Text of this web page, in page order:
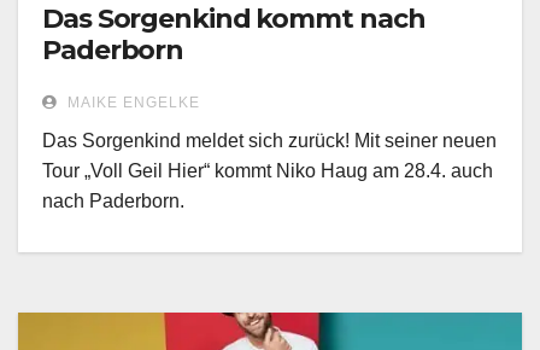
Das Sorgenkind kommt nach
Paderborn
MAIKE ENGELKE
Das Sorgenkind meldet sich zurück! Mit seiner neuen
Tour „Voll Geil Hier“ kommt Niko Haug am 28.4. auch
nach Paderborn.